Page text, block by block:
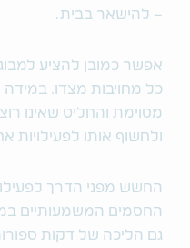
– להישאר בבית.
אפשר כמובן להציע
כל מחויבות מצדו.
מסוימת והחליט שאינו
ולחשוף אותו לפעילויות
החשש מפני הדרך
החסמים המשמעותיים
גם הליכה של דקות